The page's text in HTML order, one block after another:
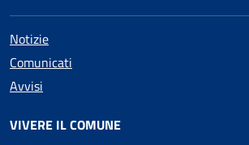
Notizie
Comunicati
Avvisi
VIVERE IL COMUNE